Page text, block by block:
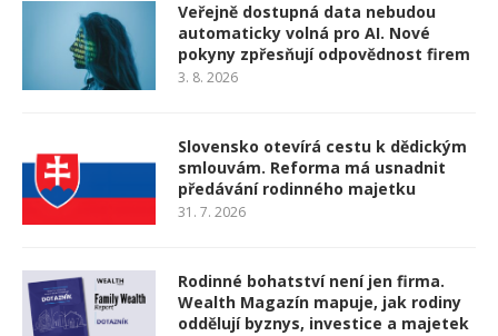
Veřejně dostupná data nebudou
automaticky volná pro AI. Nové
pokyny zpřesňují odpovědnost firem
3. 8. 2026
Slovensko otevírá cestu k dědickým
smlouvám. Reforma má usnadnit
předávání rodinného majetku
31. 7. 2026
Rodinné bohatství není jen firma.
Wealth Magazín mapuje, jak rodiny
oddělují byznys, investice a majetek